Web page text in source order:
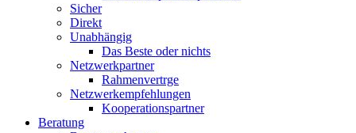
Sicher
Direkt
Unabhängig
Das Beste oder nichts
Netzwerkpartner
Rahmenvertrge
Netzwerkempfehlungen
Kooperationspartner
Beratung